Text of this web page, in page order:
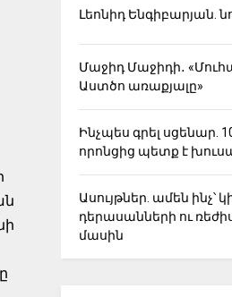
Լեոնիդ Ենգիբարյան.
Մաջիդ Մաջիդի․
Աստծո առաքյալը»
Ինչպես գրել սցենար.
որոնցից պետք է
Ասույթներ. ամեն ինչ՝
դերասանների ու
մասին